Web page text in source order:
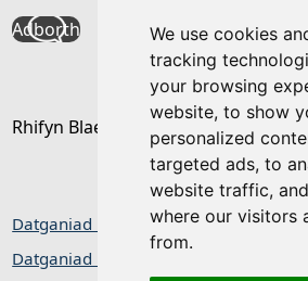
We use cookies
tracking
your browsing
website, to show
personalized
targeted ads, to
website traffic,
where our visitors
from.
Adborth
Rhifyn Blaenorol
Datganiad hygyrchedd
Datganiad Preifatrwydd / Cwcis